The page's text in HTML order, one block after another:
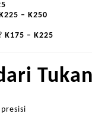
– K250
K175 – K225